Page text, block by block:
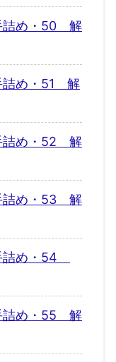
詰め・50 解
詰め・51 解
詰め・52 解
詰め・53 解
詰め・54
詰め・55 解